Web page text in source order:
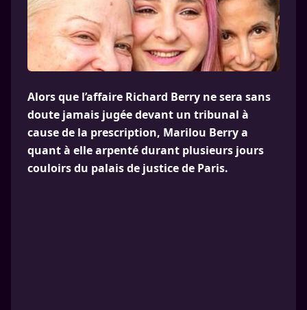
Alors que l’affaire Richard Berry ne sera sans
doute jamais jugée devant un tribunal à
cause de la prescription, Marilou Berry a
quant à elle arpenté durant plusieurs jours
couloirs du palais de justice de Paris.